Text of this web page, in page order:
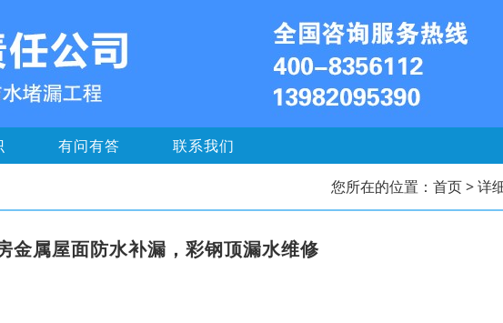
有问有答 联系我们
您所在的位置： 首页> 详
金属屋面防水补漏，彩钢顶漏水维修